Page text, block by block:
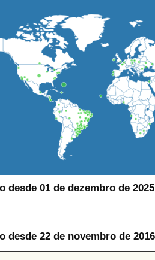
desde 01 de dezembro de
desde 22 de novembro de